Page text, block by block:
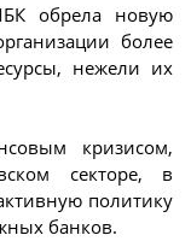
обрела новую
более
нежели их
кризисом,
секторе, в
политику
банков.